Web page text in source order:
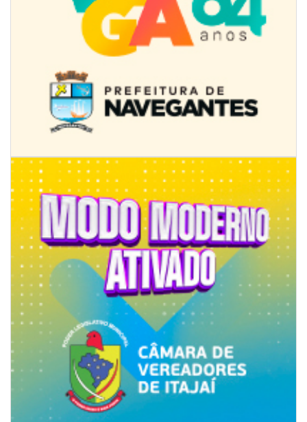
09/08/2026 | 07:00
Novo programa trabalha a prevenção de desastres climáticos na Rede
Municipal de Ensino
NAVEGANTES